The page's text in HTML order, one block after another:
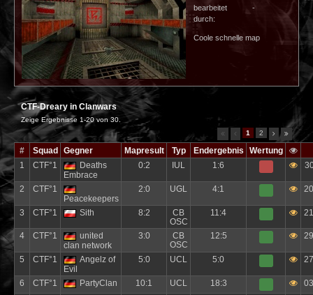
Impressum
Login
bearbeitet
durch:
-
Coole schnelle map
CTF-Dreary in Clanwars
Zeige Ergebnisse 1-20 von 30.
1
2
# Squad Gegner Mapresult Typ Endergebnis
Wertung
1
CTF°1
Deaths
Embrace
0:2 IUL 1:6
2
CTF°1
Peacekeepers
2:0 UGL 4:1
3 CTF°1 Sith 8:2
CB
OSC
11:4
4 CTF°1
united
clan network
3:0
CB
OSC
12:5
5 CTF°1
Angelz of
Evil
5:0 UCL 5:0
6 CTF°1 PartyClan 10:1 UCL 18:3